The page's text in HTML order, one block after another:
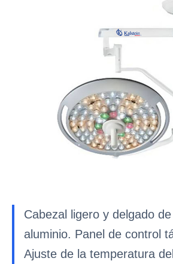
Cabezal ligero y delgado
aluminio. Panel de control
Ajuste de la temperatura